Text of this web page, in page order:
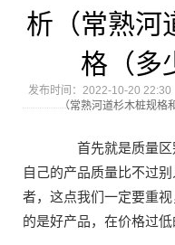
析（常熟河
格（多
发布时间：2022-10-20
（常熟河道杉木桩规格
首先就是质量区
自己的产品质量比不过
者，这点我们一定要重
的是好产品，在价格过低